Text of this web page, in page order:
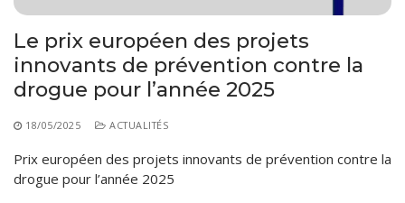
Le prix européen des projets
innovants de prévention contre la
drogue pour l’année 2025
18/05/2025 ACTUALITÉS
Prix européen des projets innovants de prévention contre la
drogue pour l’année 2025